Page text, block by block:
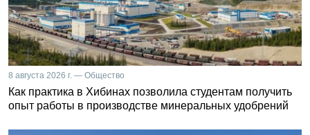
8 августа 2026 г. — Общество
Как практика в Хибинах позволила студентам получить
опыт работы в производстве минеральных удобрений